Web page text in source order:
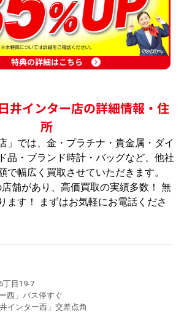
特典の詳細はこちら
井インター店の詳細情報・住
所
」では、金・プラチナ・貴金属・ダイ
品・ブランド時計・バッグなど、他社
で幅広く買取させていただきます。
舗があり、高価買取の実績多数！ 無
ます！ まずはお気軽にお電話くださ
丁目19-7
西」バス停すぐ
インター西」交差点角